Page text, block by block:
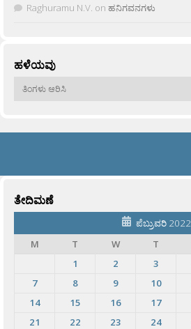
Raghuramu N.V. on ಹನಿಗವನಗಳು
ಹಳೆಯವು
ಹಳೆಯವು
ತೇದಿಮಣೆ
ಪೆಬ್ರುವರಿ 2022
M
T W T
1
2 3
7
8 9 10
14
15 16 17
21
22 23 24